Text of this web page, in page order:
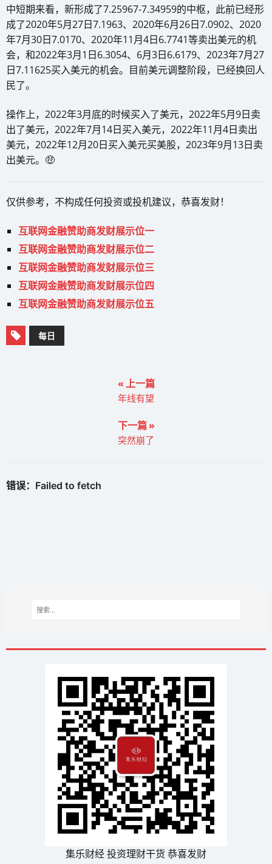
中短期来看，新形成了7.25967-7.34959的中枢，此前已经形
成了2020年5月27日7.1963、2020年6月26日7.0902、2020
年7月30日7.0170、2020年11月4日6.7741等卖出美元的机
会，和2022年3月1日6.3054、6月3日6.6179、2023年7月27
日7.11625买入美元的机会。目前美元调整阶段，已经换回人
民了。
操作上，2022年3月底的时候买入了美元，2022年5月9日卖
出了美元，2022年7月14日买入美元，2022年11月4日卖出
美元，2022年12月20日买入美元买美股，2023年9月13日卖
出美元。🤑
仅供参考，不构成任何投资或投机建议，恭喜发财！
互联网金融赞助商发财展示位一
互联网金融赞助商发财展示位二
互联网金融赞助商发财展示位三
互联网金融赞助商发财展示位四
互联网金融赞助商发财展示位五
每日
« 上一篇
年线有望
下一篇 »
突然崩了
集乐财经 投资理财干货 恭喜发财